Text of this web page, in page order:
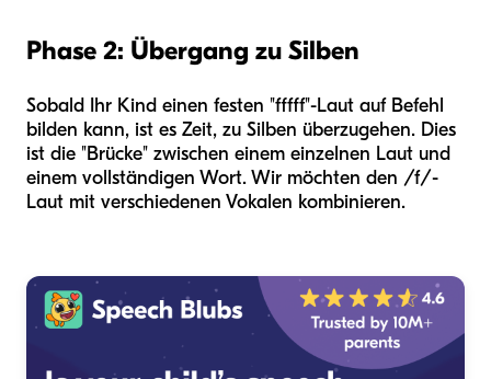
Phase 2: Übergang zu Silben
Sobald Ihr Kind einen festen "fffff"-Laut auf Befehl
bilden kann, ist es Zeit, zu Silben überzugehen. Dies
ist die "Brücke" zwischen einem einzelnen Laut und
einem vollständigen Wort. Wir möchten den /f/-
Laut mit verschiedenen Vokalen kombinieren.